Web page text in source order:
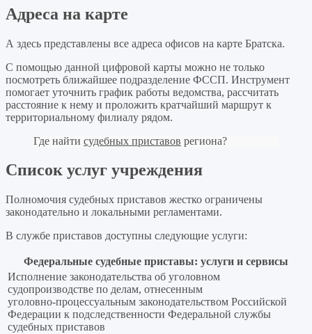
Адреса на карте
А здесь представлены все адреса офисов на карте Братска.
С помощью данной цифровой карты можно не только
посмотреть ближайшее подразделение ФССП. Инструмент
помогает уточнить график работы ведомства, рассчитать
расстояние к нему и проложить кратчайший маршрут к
территориальному филиалу рядом.
Где найти судебных приставов региона?
Список услуг учреждения
Полномочия судебных приставов жестко ограничены
законодательно и локальными регламентами.
В службе приставов доступны следующие услуги:
Федеральные судебные приставы: услуги и сервисы
Исполнение законодательства об уголовном
судопроизводстве по делам, отнесенным
уголовно‑процессуальным законодательством Российской
Федерации к подследственности Федеральной службы
судебных приставов